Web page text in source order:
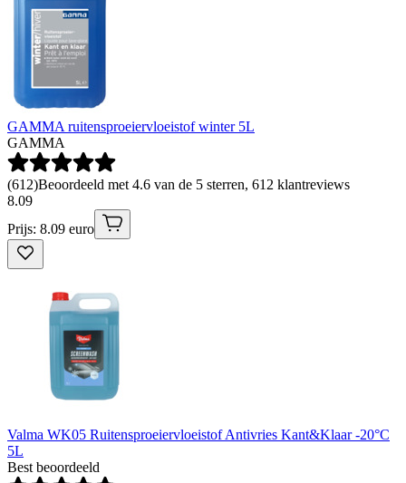
GAMMA ruitensproeiervloeistof winter 5L
GAMMA
(612)Beoordeeld met 4.6 van de 5 sterren, 612 klantreviews
8.09
Prijs: 8.09 euro
Valma WK05 Ruitensproeiervloeistof Antivries Kant&Klaar -20°C
5L
Best beoordeeld